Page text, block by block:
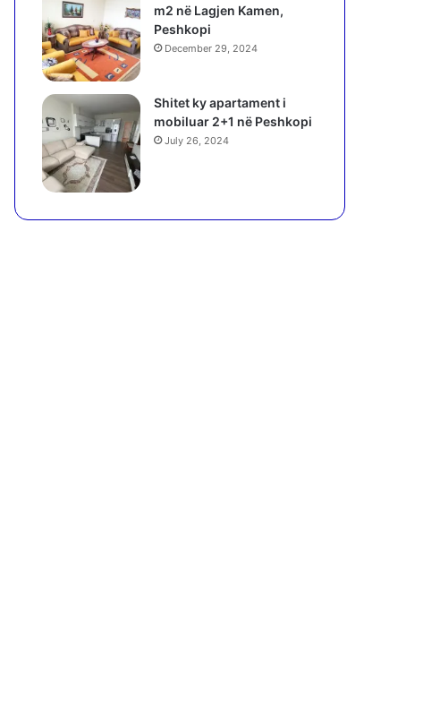
m2 në Lagjen Kamen,
Peshkopi
December 29, 2024
Shitet ky apartament i
mobiluar 2+1 në Peshkopi
July 26, 2024